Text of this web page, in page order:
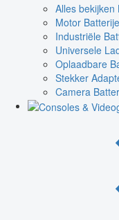
Alles bekijken
Motor
Industriële
Universele
Oplaadbare
Stekker
Camera